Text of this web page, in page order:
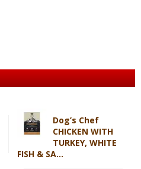
Dog’s Chef
CHICKEN WITH
TURKEY, WHITE
FISH & SA...